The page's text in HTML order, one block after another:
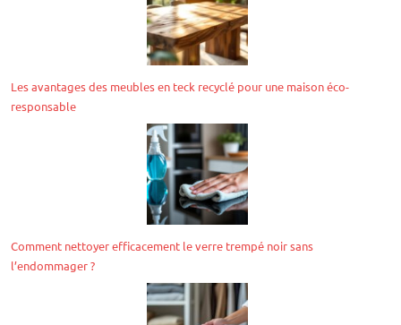
Les avantages des meubles en teck recyclé pour une maison éco-
responsable
Comment nettoyer efficacement le verre trempé noir sans
l’endommager ?